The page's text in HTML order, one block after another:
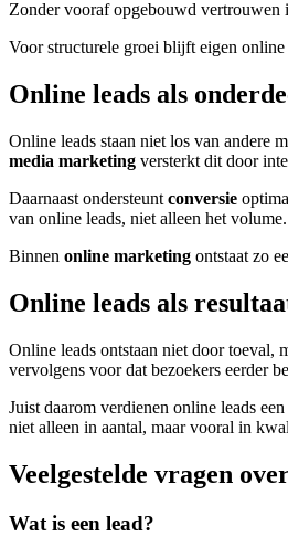
Zonder vooraf opgebouwd vertrouwen
Voor structurele groei blijft eigen online
Online leads als
Online leads staan niet los van andere
media marketing versterkt dit door
Daarnaast ondersteunt conversie
van online leads, niet alleen het volume.
Binnen online marketing ontstaat zo
Online leads als
Online leads ontstaan niet door toeval,
vervolgens voor dat bezoekers eerder
Juist daarom verdienen online leads
niet alleen in aantal, maar vooral in
Veelgestelde vragen
Wat is een lead?